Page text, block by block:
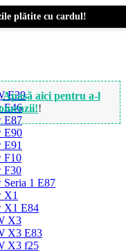
plătite cu cardul!
E39
E46
E87
E90
E91
F10
F30
1 E87
X1
X1 E84
X3
X3 E83
X3 f25
Apasă aici pentru a-l
!